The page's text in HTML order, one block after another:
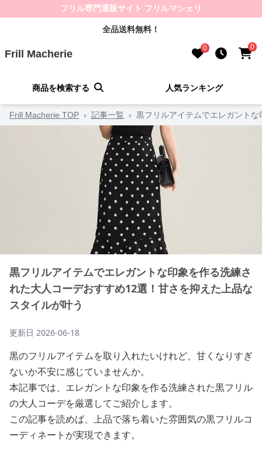
フリル専門通販サイト フリルマシェリ
全品送料無料！
Frill Macherie 0 0
商品を検索する 人気ランキング
Frill Macherie TOP › 記事一覧 › 黒フリルアイテムでエレガント
黒フリルアイテムでエレガントな印象を作る洗練さ
れた大人コーデおすすめ12選！甘さを抑えた上品な
スタイルが叶う
更新日 2026-06-18
黒のフリルアイテムを取り入れたいけれど、甘くなりすぎ
ないか不安に感じていませんか。
本記事では、エレガントな印象を作る洗練された黒フリル
の大人コーデを厳選してご紹介します。
この記事を読めば、上品で落ち着いた雰囲気の黒フリルコ
ーディネートが実現できます。